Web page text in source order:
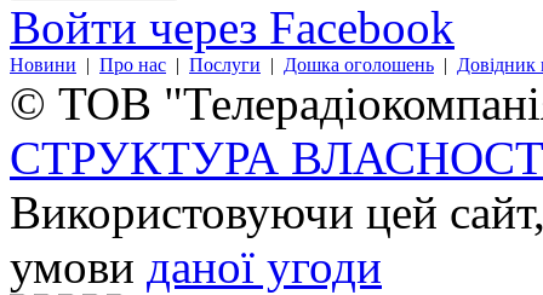
Войти через Facebook
Новини | Про нас | Послуги | Дошка оголошень | Довідник
© ТОВ
СТРУКТУРА
Використовуючи цей
умови даної угоди